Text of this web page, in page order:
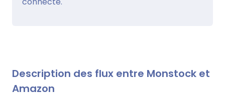
Description des flux entre Monstock et
Amazon